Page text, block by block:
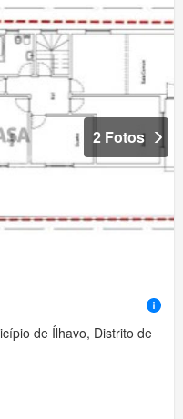
2 Fotos
de Ílhavo, Distrito de